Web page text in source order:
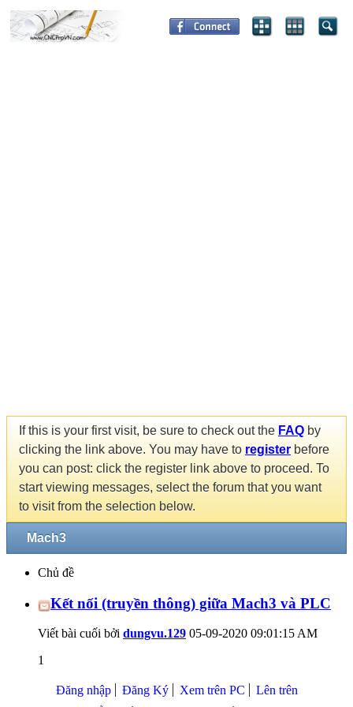
If this is your first visit, be sure to check out the FAQ by
clicking the link above. You may have to register before
you can post: click the register link above to proceed. To
start viewing messages, select the forum that you want
to visit from the selection below.
Mach3
Chủ đề
Kết nối (truyền thông) giữa Mach3 và PLC
Viết bài cuối bởi dungvu.129 05-09-2020 09:01:15 AM
1
Đăng nhập Đăng Ký Xem trên PC Lên trên